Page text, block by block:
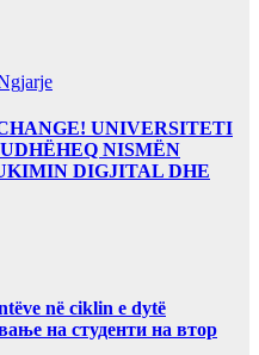
UNIVERSITETI
NISMËN
DIGJITAL DHE
në ciklin e dytë
на студенти на втор